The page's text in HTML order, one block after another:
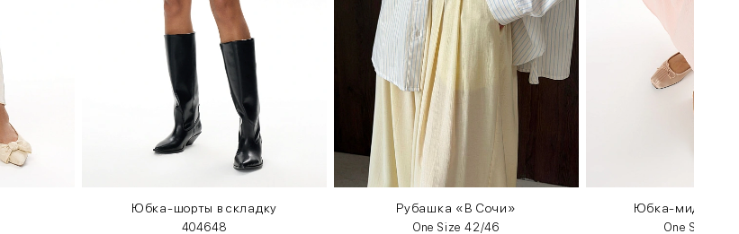
Юбка-шорты в складку
404648
Рубашка «В Сочи»
One Size 42/46
Юбка-миди с
One Size